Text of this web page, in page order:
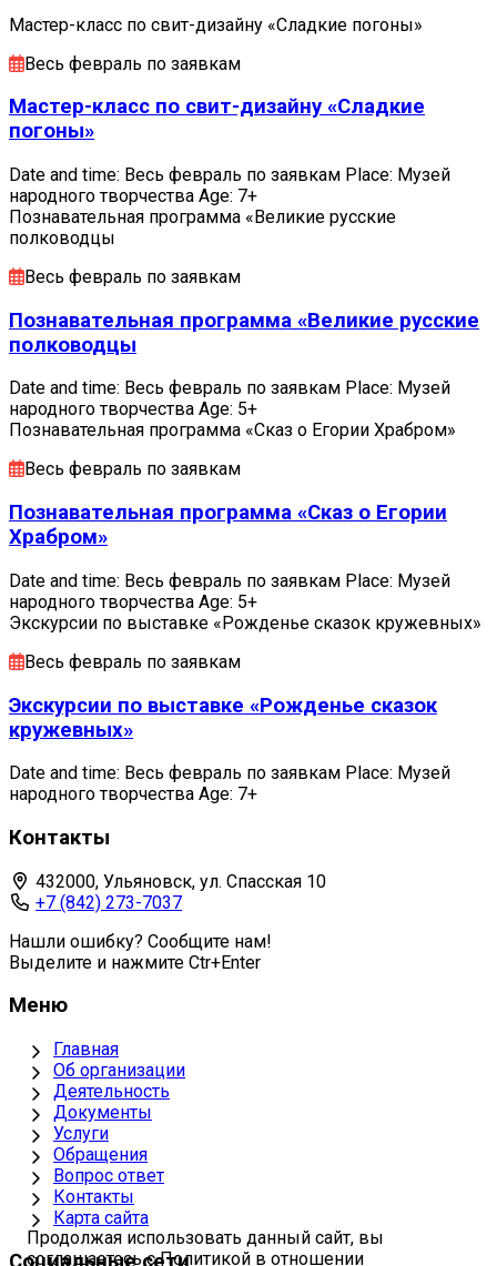
Мастер-класс по свит-дизайну «Сладкие погоны»
Весь февраль по заявкам
Мастер-класс по свит-дизайну «Сладкие
погоны»
Date and time: Весь февраль по заявкам Place: Музей
народного творчества Age: 7+
Познавательная программа «Великие русские
полководцы
Весь февраль по заявкам
Познавательная программа «Великие русские
полководцы
Date and time: Весь февраль по заявкам Place: Музей
народного творчества Age: 5+
Познавательная программа «Сказ о Егории Храбром»
Весь февраль по заявкам
Познавательная программа «Сказ о Егории
Храбром»
Date and time: Весь февраль по заявкам Place: Музей
народного творчества Age: 5+
Экскурсии по выставке «Рожденье сказок кружевных»
Весь февраль по заявкам
Экскурсии по выставке «Рожденье сказок
кружевных»
Date and time: Весь февраль по заявкам Place: Музей
народного творчества Age: 7+
Контакты
432000, Ульяновск, ул. Спасская 10
+7 (842) 273-7037
Нашли ошибку? Сообщите нам!
Выделите и нажмите Ctr+Enter
Меню
Главная
Об организации
Деятельность
Документы
Услуги
Обращения
Вопрос ответ
Контакты
Карта сайта
Продолжая использовать данный сайт, вы
соглашаетесь с Политикой в отношении